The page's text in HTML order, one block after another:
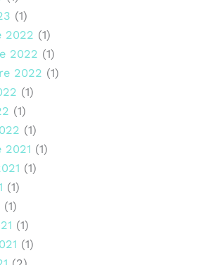
(1)
2022 (1)
2022 (1)
2022 (1)
(1)
(1)
(1)
2021 (1)
(1)
(1)
(1)
(1)
(1)